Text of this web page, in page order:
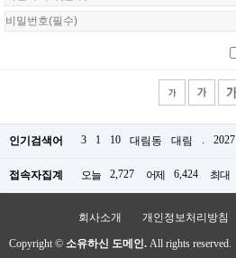
원
로
인기검색어 3 1 10 대림동 대림 . 2027
접속자집계 오늘 2,727 어제 6,424 최대
회사소개 개인정보처리방침
Copyright © 소유하신 도메인. All rights reserved.